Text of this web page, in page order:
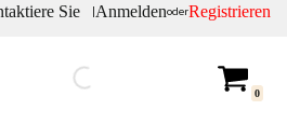
Sie |AnmeldenoderRegistrieren
0